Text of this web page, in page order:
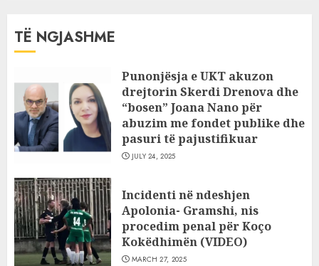
TË NGJASHME
Punonjësja e UKT akuzon
drejtorin Skerdi Drenova dhe
“bosen” Joana Nano për
abuzim me fondet publike dhe
pasuri të pajustifikuar
JULY 24, 2025
Incidenti në ndeshjen
Apolonia- Gramshi, nis
procedim penal për Koço
Kokëdhimën (VIDEO)
MARCH 27, 2025